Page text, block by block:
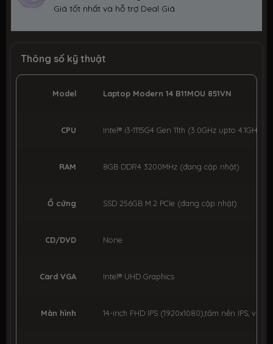
Giá tốt nhất và hỗ trợ Deal Giá.
Thông số kỹ thuật
Model Laptop Modern 14 B11MOU 851VN
CPU Intel® i3-1115G4 Gen 11th (3.0GHz upto 4.1GHz,
RAM 8GB DDR4 3200MHz (đang cập nhật)
Ổ cứng SSD 256GB M.2 PCIe (đang cập nhật)
CD/DVD None
Card VGA Intel® UHD Graphics
Màn hình 14-inch FHD IPS (1920x1080),tấm nền IPS,